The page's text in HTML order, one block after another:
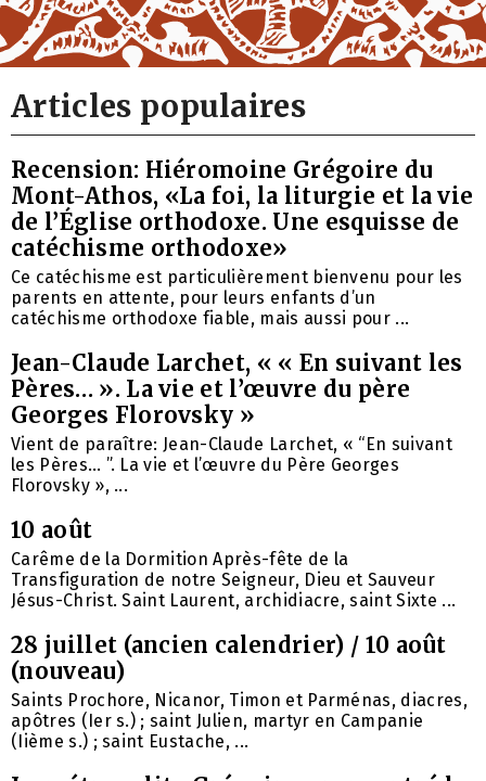
Articles populaires
Recension: Hiéromoine Grégoire du
Mont-Athos, «La foi, la liturgie et la vie
de l’Église orthodoxe. Une esquisse de
catéchisme orthodoxe»
Ce catéchisme est particulièrement bienvenu pour les
parents en attente, pour leurs enfants d’un
catéchisme orthodoxe fiable, mais aussi pour ...
Jean-Claude Larchet, « « En suivant les
Pères… ». La vie et l’œuvre du père
Georges Florovsky »
Vient de paraître: Jean-Claude Larchet, « “En suivant
les Pères… ”. La vie et l’œuvre du Père Georges
Florovsky », ...
10 août
Carême de la Dormition Après-fête de la
Transfiguration de notre Seigneur, Dieu et Sauveur
Jésus-Christ. Saint Laurent, archidiacre, saint Sixte ...
28 juillet (ancien calendrier) / 10 août
(nouveau)
Saints Prochore, Nicanor, Timon et Parménas, diacres,
apôtres (Ier s.) ; saint Julien, martyr en Campanie
(Iième s.) ; saint Eustache, ...